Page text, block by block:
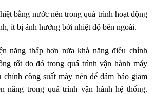
bằng nước nên trong quá trình hoạt động
ít bị ảnh hưởng bởi nhiệt độ bên ngoài.
năng thấp hơn nữa khả năng điều chỉnh
tốt do đó trong quá trình vận hành máy
công suất máy nén để đảm bảo giảm
năng trong quá trình vận hành hệ thống.